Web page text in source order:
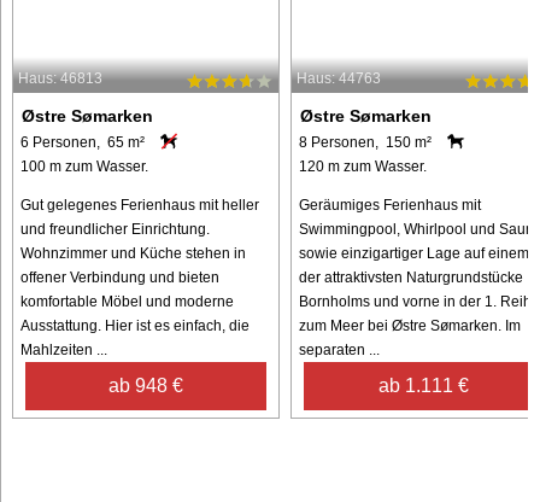
Haus: 46813
Østre Sømarken
6 Personen, 65 m²
100 m zum Wasser.
Gut gelegenes Ferienhaus mit heller
und freundlicher Einrichtung.
Wohnzimmer und Küche stehen in
offener Verbindung und bieten
komfortable Möbel und moderne
Ausstattung. Hier ist es einfach, die
Mahlzeiten ...
ab 948 €
Haus: 44763
Østre Sømarken
8 Personen, 150 m²
120 m zum Wasser.
Geräumiges Ferienhaus mit
Swimmingpool, Whirlpool und
sowie einzigartiger Lage auf einem
der attraktivsten Naturgrundstücke
Bornholms und vorne in der 1. Reihe
zum Meer bei Østre Sømarken. Im
separaten ...
ab 1.111 €